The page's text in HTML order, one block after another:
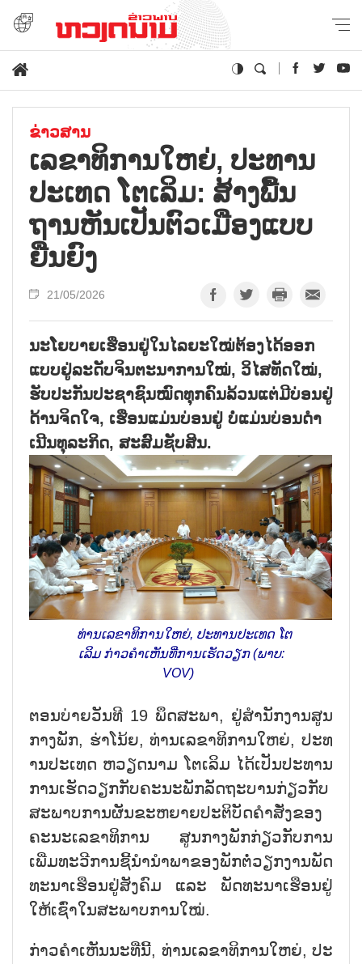
ຂ່າວສານ
ເລ​ຂາ​ທິ​ການ​ໃຫຍ່, ປະ​ທານ​
ປະ​ເທດ ໂຕ​ເລິມ: ສ້າງ​ພື້ນ​
ຖານ​ຫັນ​ເປັນ​ຕົວ​ເມືອງ​ແບບ​
ຍືນ​ຍົງ
21/05/2026
ນະ​ໂຍ​ບາຍ​ເຮືອນ​ຢູ່​ໃນ​ໄລ​ຍະ​ໃໝ່​ຕ້ອງ​ໄດ້​ອອກ​
ແບບ​ຢູ່​ລະ​ດັບ​ຈິນ​ຕະ​ນາ​ການ​ໃໝ່, ວິ​ໄສ​ທັດ​ໃໝ່,
ຮັບ​ປະ​ກັນ​ປະ​ຊາ​ຊົນ​ໝົດ​ທຸກ​ຄົນ​ລ້ວນ​ແຕ່​ມີ​ບ່ອນ​ຢູ່​
ດ້ານ​ຈິດ​ໃຈ, ເຮືອນ​ແມ່ນ​ບ່ອນ​ຢູ່ ບໍ່​ແມ່ນ​ບ່ອນ​ດຳ​
ເນີນ​ທຸ​ລະ​ກິດ, ສະ​ສົມ​ຊັ​ບ​ສິນ.
ທ່ານເລຂາທິການໃຫຍ່, ປະທານປະເທດ ໂຕ
ເລິມ ກ່າວ​ຄຳ​ເຫັນ​ທີ່​ການ​ເຮັດ​ວຽກ (ພາບ:
VOV)
ຕອນ​ບ່າຍ​ວັນ​ທີ 19 ພຶດ​ສະ​ພາ, ຢູ່​ສຳ​ນັກ​ງານ​ສູນ​
ກາງ​ພັກ, ຮ່າ​ໂນ້ຍ, ທ່ານ​ເລ​ຂາ​ທິ​ການ​ໃຫຍ່, ປະ​ທ​
ານ​ປະ​ເທດ ຫວຽດ​ນາມ ໂຕ​ເລິມ ໄດ້​ເປັນ​ປະ​ທານ​
ກາ​ນ​ເຮັດ​ວຽກ​ກັບ​ຄະ​ນະ​ພັ​ກ​ລັດ​ຖະ​ບານ​ກ່ຽວ​ກັບ​
ສະ​ພາບ​ການ​ຜັນ​ຂະ​ຫຍາຍ​ປະ​ຕິ​ບັດ​ຄຳ​ສັ່ງ​ຂອງ​
ຄະ​ນະ​ເລ​ຂາ​ທິ​ການ ສູນກາງພັກກ່ຽວ​ກັບ​ການ​
ເພີ່ມ​ທະ​ວີ​ການ​ຊີ້​ນຳ​ນຳ​ພາ​ຂອງ​ພັກ​ຕໍ່​ວຽກ​ງານ​ພັດ​
ທະ​ນາ​ເຮືອນ​ຢູ່​ສັງ​ຄົມ ແລະ ພັດ​ທະ​ນາ​ເຮືອນ​ຢູ່​
ໃຫ້​ເຊົ່າ​ໃນ​ສະ​ພາບ​ການ​ໃໝ່.
ກ່າວ​ຄຳ​ເຫັນ​ນະ​ທີ່​ນີ້, ທ່ານ​ເລ​ຂາ​ທິ​ການ​ໃຫຍ່, ປະ​